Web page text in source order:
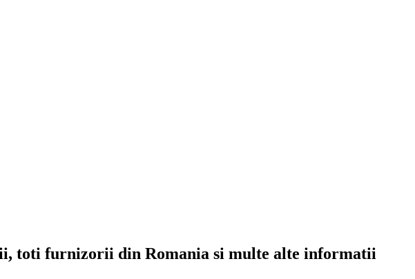
toti furnizorii din Romania si multe alte informatii